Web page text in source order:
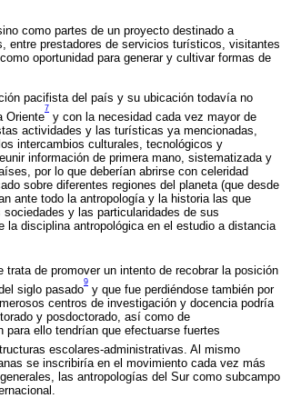
como partes de un proyecto destinado a
entre prestadores de servicios turísticos, visitantes
oportunidad para generar y cultivar formas de
pacifista del país y su ubicación todavía no
Oriente
7
y con la necesidad cada vez mayor de
actividades y las turísticas ya mencionadas,
intercambios culturales, tecnológicos y
información de primera mano, sistematizada y
por lo que deberían abrirse con celeridad
sobre diferentes regiones del planeta (que desde
ante todo la antropología y la historia las que
y las particularidades de sus
disciplina antropológica en el estudio a distancia
trata de promover un intento de recobrar la posición
siglo pasado
9
y que fue perdiéndose también por
centros de investigación y docencia podría
y posdoctorado, así como de
ello tendrían que efectuarse fuertes
escolares-administrativas. Al mismo
se inscribiría en el movimiento cada vez más
las antropologías del Sur como subcampo